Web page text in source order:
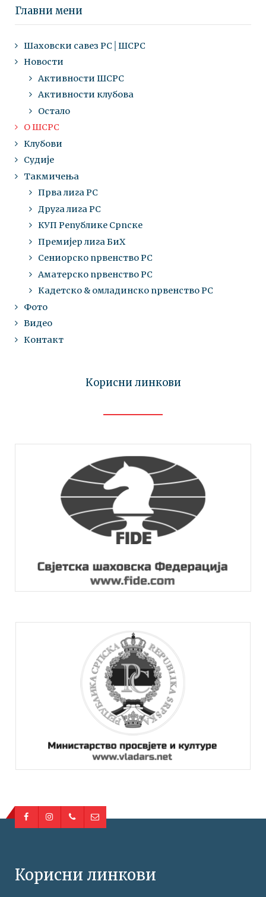
Главни мени
Шаховски савез РС│ШСРС
Новости
Активности ШСРС
Активности клубова
Остало
О ШСРС
Клубови
Судије
Такмичења
Прва лига РС
Друга лига РС
КУП Републике Српске
Премијер лига БиХ
Сениорско првенство РС
Аматерско првенство РС
Кадетско & омладинско првенство РС
Фото
Видео
Контакт
Корисни линкови
Корисни линкови